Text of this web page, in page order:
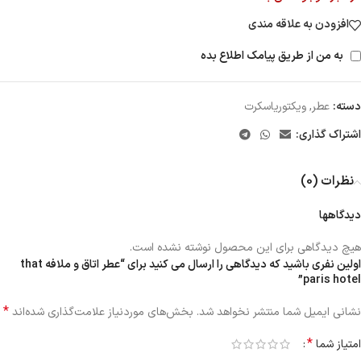
افزودن به علاقه مندی
به من از طریق پیامک اطلاع بده
دسته: عطر,ویکتوریاسکرت
اشتراک گذاری:
نظرات (0)
دیدگاهها
هیچ دیدگاهی برای این محصول نوشته نشده است.
اولین نفری باشید که دیدگاهی را ارسال می کنید برای “عطر اتاق و ملافه that
paris hotel”
نشانی ایمیل شما منتشر نخواهد شد. بخش‌های موردنیاز علامت‌گذاری شده‌اند*
امتیاز شما*